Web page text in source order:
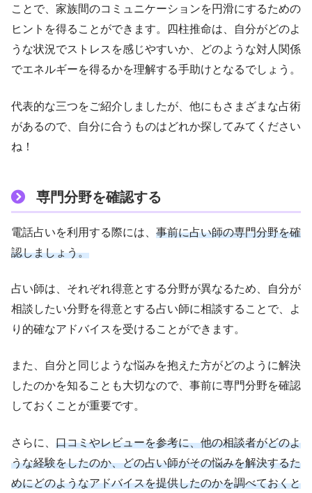
ことで、家族間のコミュニケーションを円滑にするための
ヒントを得ることができます。四柱推命は、自分がどのよ
うな状況でストレスを感じやすいか、どのような対人関係
でエネルギーを得るかを理解する手助けとなるでしょう。
代表的な三つをご紹介しましたが、他にもさまざまな占術
があるので、自分に合うものはどれか探してみてください
ね！
専門分野を確認する
電話占いを利用する際には、 事前に占い師の専門分野を確
認しましょう。
占い師は、それぞれ得意とする分野が異なるため、自分が
相談したい分野を得意とする占い師に相談することで、よ
り的確なアドバイスを受けることができます。
また、自分と同じような悩みを抱えた方がどのように解決
したのかを知ることも大切なので、事前に専門分野を確認
しておくことが重要です。
さらに、 口コミやレビューを参考に、他の相談者がどのよ
うな経験をしたのか、どの占い師がその悩みを解決するた
めにどのようなアドバイスを提供したのかを調べておくと